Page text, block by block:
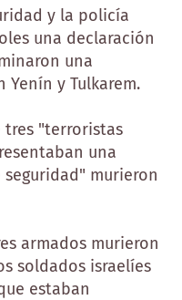
y la policía
una declaración
una
y Tulkarem.
tres "terroristas
una
seguridad" murieron
armados murieron
soldados israelíes
estaban